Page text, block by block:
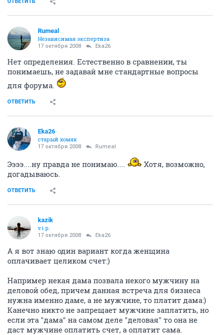
Rumeal
Независимая экспертиза
17 октября 2008 Eka26
Нет определения. Естественно в сравнении, ты
понимаешь, не задавай мне стандартные вопросы
для форума.
ОТВЕТИТЬ
Eka26
старый хомяк
17 октября 2008 Rumeal
Ээээ....ну правда не понимаю....
Хотя, возможно,
догадываюсь.
ОТВЕТИТЬ
kazik
v.i.p.
17 октября 2008 Eka26
А я вот знаю один вариант когда женщина
оплачивает целиком счет:)
Например некая дама позвала некого мужчину на
деловой обед, причем данная встреча для бизнеса
нужна именно даме, а не мужчине, то платит дама:)
Канечно никто не запрещает мужчине заплатить, но
если эта "дама" на самом деле "деловая" то она не
даст мужчине оплатить счет, а оплатит сама.